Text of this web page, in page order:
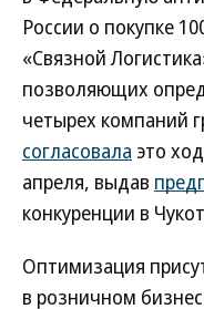
России о покупке
«Связной
позволяющих
четырех компаний
согласовала это
апреля, выдав
конкуренции в
Оптимизация
в розничном